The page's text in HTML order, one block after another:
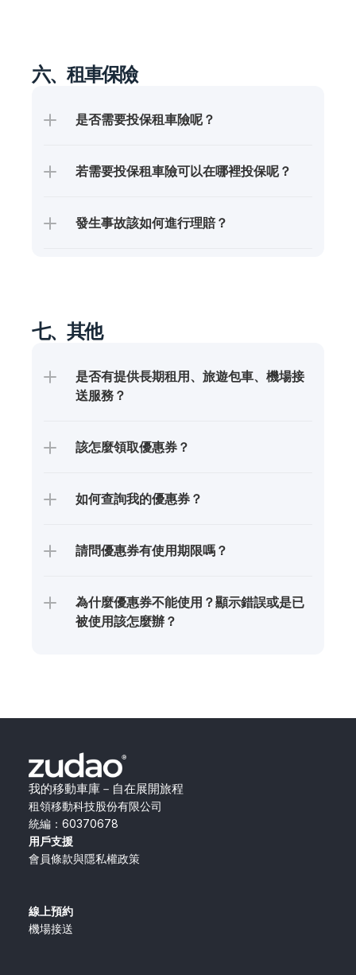
六、租車保險
是否需要投保租車險呢？
若需要投保租車險可以在哪裡投保呢？
發生事故該如何進行理賠？
七、其他
是否有提供長期租用、旅遊包車、機場接
送服務？
該怎麼領取優惠券？
如何查詢我的優惠券？
請問優惠券有使用期限嗎？
為什麼優惠券不能使用？顯示錯誤或是已
被使用該怎麼辦？
我的移動車庫－自在展開旅程
租領移動科技股份有限公司
統編：60370678
用戶支援
會員條款與隱私權政策
線上預約
機場接送